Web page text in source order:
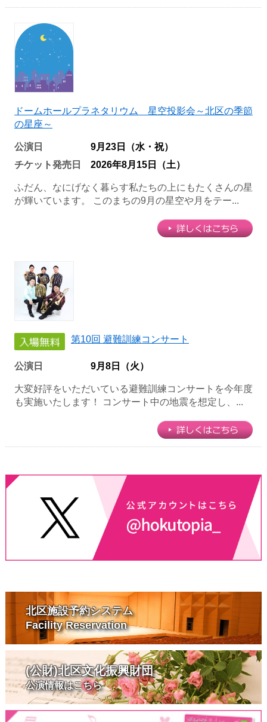
ドームホールプラネタリウム 星空投影会～北区の季節
の星座～
公演日
9月23日（水・祝）
チケット発売日
2026年8月15日（土）
ふだん、なにげなく暮らす私たちの上にもたくさんの星
が輝いています。 このまちの9月の星空や月をテー...
第10回 避難訓練コンサート
公演日 9月8日（火）
大変好評をいただいている避難訓練コンサートを今年度
も実施いたします！ コンサート中の地震を想定し、...
北区施設予約システム
Facility Reservation
(公財)北区文化振興財団
公演情報はこちら